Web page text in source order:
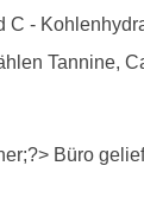
-
Tannine,